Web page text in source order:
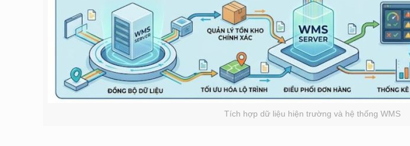
Tích hợp dữ liệu hiện trường và hệ thống WMS